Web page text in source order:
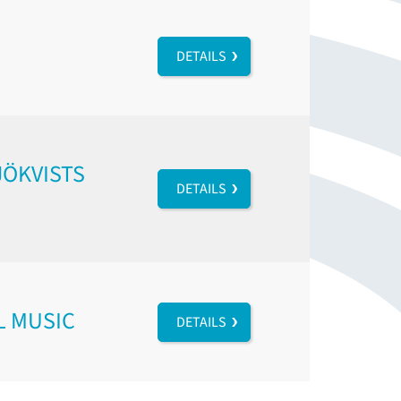
DETAILS
DETAILS
MUSIC DETAILS